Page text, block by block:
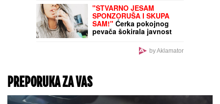
za medalju: Obavlja
seoske poslove, a kada
se skine muškarcima
padnu vilice
"STVARNO JESAM
SPONZORUŠA I SKUPA
SAM!" Ćerka pokojnog
pevača šokirala javnost
ZAHTEVA od muškaraca
by Aklamator
PREPORUKA ZA VAS